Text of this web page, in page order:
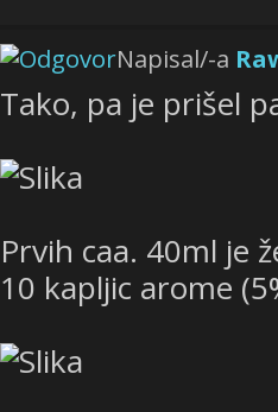
Napisal/-a
Tako, pa je prišel
Prvih caa. 40ml je
10 kapljic arome